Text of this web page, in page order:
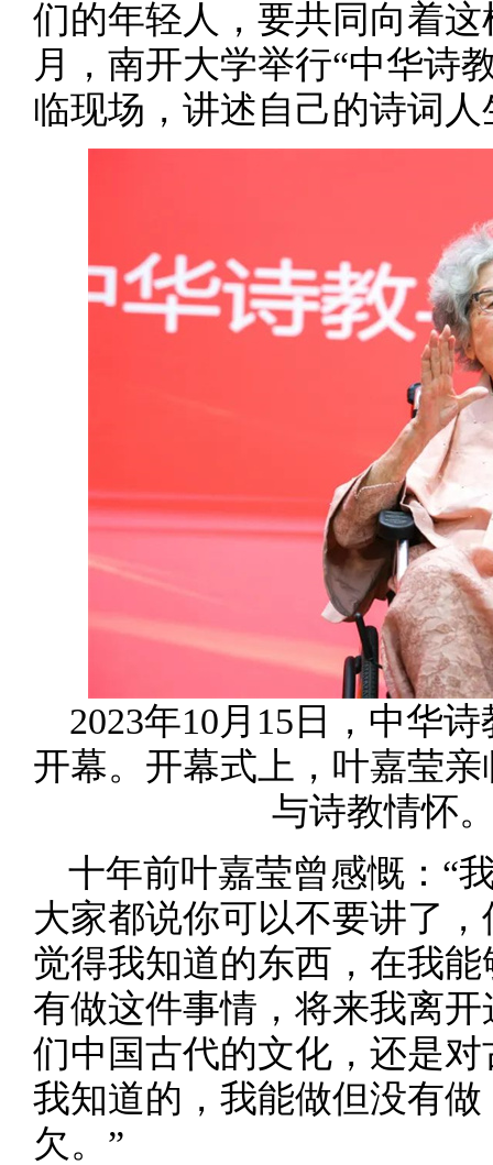
们的年轻人，要共同向着这
月，南开大学举行“中华诗
临现场，讲述自己的诗词
2023年10月15日，中华
开幕。开幕式上，叶嘉莹
与诗教情怀
十年前叶嘉莹曾感慨：“
大家都说你可以不要讲了
觉得我知道的东西，在我
有做这件事情，将来我离
们中国古代的文化，还是
我知道的，我能做但没有
欠。”